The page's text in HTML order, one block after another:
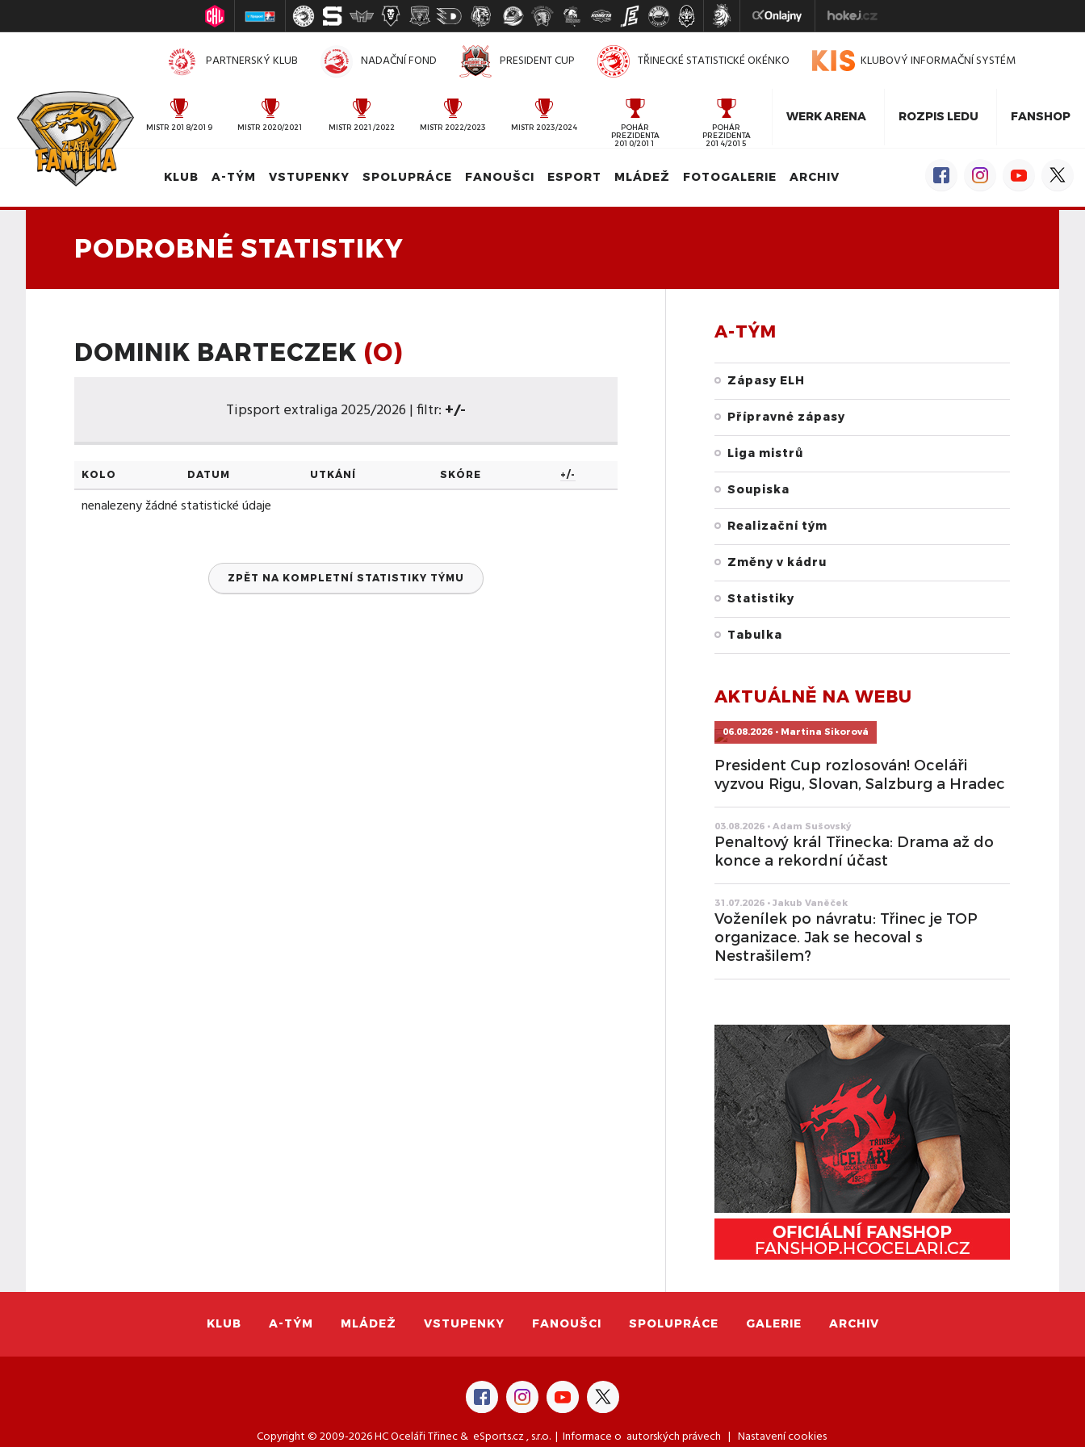
PARTNERSKÝ KLUB NADAČNÍ FOND PRESIDENT CUP TŘINECKÉ STATISTICKÉ OKÉNKO KLUBOVÝ INFORMAČNÍ SYSTÉM
MISTR 2010/2011 MISTR 2018/2019 MISTR 2020/2021 MISTR 2021/2022 MISTR 2022/2023 MISTR 2023/2024
POHÁR
PREZIDENTA
2010/2011
POHÁR
PREZIDENTA
2014/2015
WERK ARENA ROZPIS LEDU FANSHOP
KLUB A-TÝM VSTUPENKY SPOLUPRÁCE FANOUŠCI ESPORT MLÁDEŽ FOTOGALERIE ARCHIV
PODROBNÉ STATISTIKY
DOMINIK BARTECZEK (O)
Tipsport extraliga 2025/2026 | filtr: +/-
KOLO DATUM UTKÁNÍ SKÓRE +/-
nenalezeny žádné statistické údaje
ZPĚT NA KOMPLETNÍ STATISTIKY TÝMU
A-TÝM
Zápasy ELH
Přípravné zápasy
Liga mistrů
Soupiska
Realizační tým
Změny v kádru
Statistiky
Tabulka
AKTUÁLNĚ NA WEBU
06.08.2026 • Martina Sikorová
President Cup rozlosován! Oceláři
vyzvou Rigu, Slovan, Salzburg a Hradec
03.08.2026 • Adam Sušovský
Penaltový král Třinecka: Drama až do
konce a rekordní účast
31.07.2026 • Jakub Vaněček
Voženílek po návratu: Třinec je TOP
organizace. Jak se hecoval s
Nestrašilem?
KLUB A-TÝM MLÁDEŽ VSTUPENKY FANOUŠCI SPOLUPRÁCE GALERIE ARCHIV
Copyright © 2009-2026 HC Oceláři Třinec & eSports.cz, s.r.o. | Informace o autorských právech | Nastavení cookies